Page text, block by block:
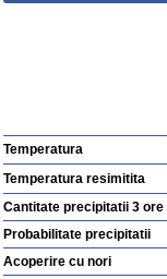
Temperatura
Temperatura resimitita
Cantitate precipitatii 3 ore
Probabilitate precipitatii
Acoperire cu nori